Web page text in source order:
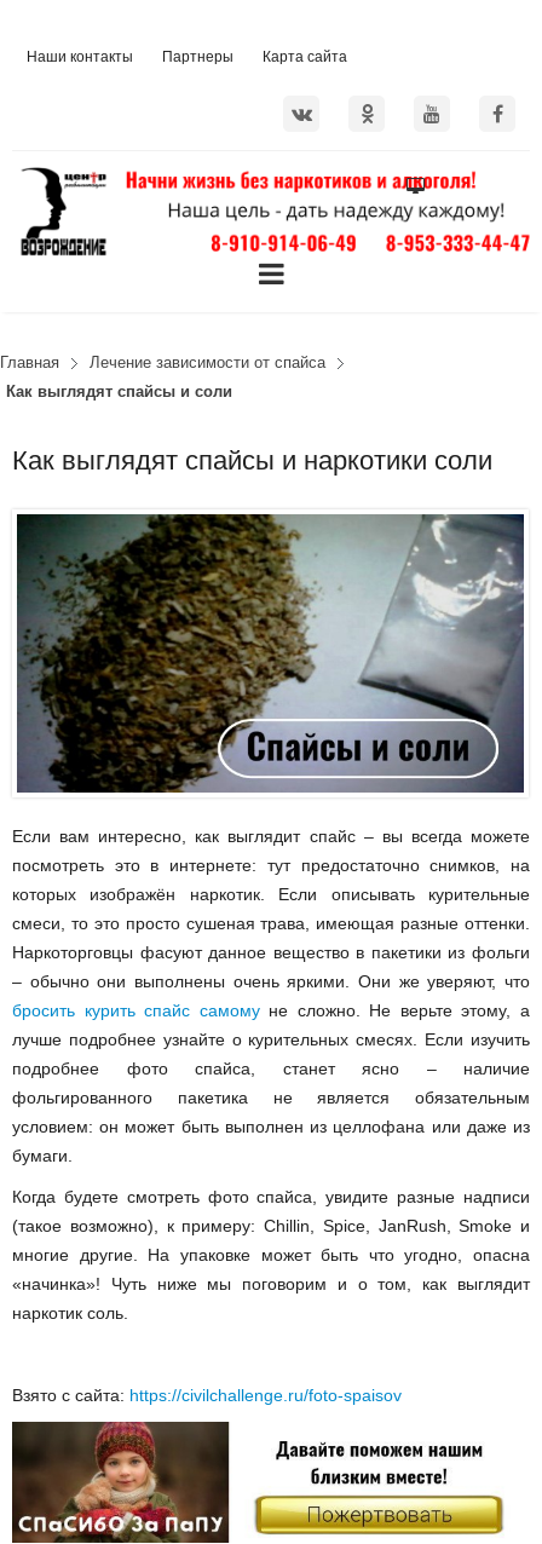
Наши контакты Партнеры Карта сайта
Главная
Лечение зависимости от спайса
Как выглядят спайсы и соли
Как выглядят спайсы и наркотики соли
Если вам интересно, как выглядит спайс– вы всегда можете
посмотреть это в интернете: тут предостаточно снимков, на
которых изображён наркотик. Если описывать курительные
смеси, то это просто сушеная трава, имеющая разные оттенки.
Наркоторговцы фасуют данное вещество в пакетики из фольги
– обычно они выполнены очень яркими. Они же уверяют, что
бросить курить спайс самомуне сложно. Не верьте этому, а
лучше подробнее узнайте о курительных смесях. Если изучить
подробнее фото спайса , станет ясно – наличие
фольгированного пакетика не является обязательным
условием: он может быть выполнен из целлофана или даже из
бумаги.
Когда будете смотреть фото спайса, увидите разные надписи
(такое возможно), к примеру: Chillin, Spice, JanRush, Smoke и
многие другие. На упаковке может быть что угодно, опасна
«начинка»! Чуть ниже мы поговорим и о том, как выглядит
наркотик соль.
Взято с сайта: https://civilchallenge.ru/foto-spaisov